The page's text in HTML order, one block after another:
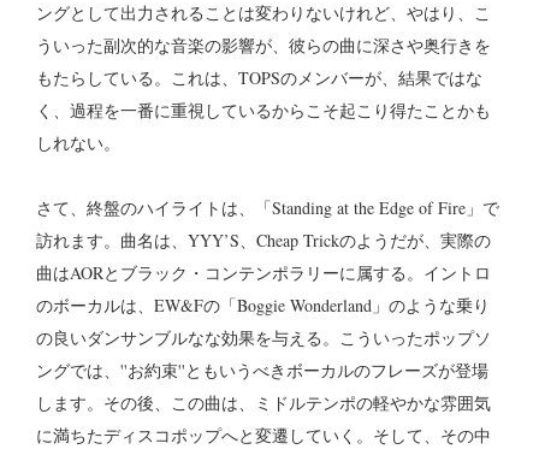
ングとして出力されることは変わりないけれど、やはり、こ
ういった副次的な音楽の影響が、彼らの曲に深さや奥行きを
もたらしている。これは、TOPSのメンバーが、結果ではな
く、過程を一番に重視しているからこそ起こり得たことかも
しれない。
さて、終盤のハイライトは、「Standing at the Edge of Fire」で
訪れます。曲名は、YYY’S、Cheap Trickのようだが、実際の
曲はAORとブラック・コンテンポラリーに属する。イントロ
のボーカルは、EW&Fの「Boggie Wonderland」のような乗り
の良いダンサンブルなな効果を与える。こういったポップソ
ングでは、''お約束''ともいうべきボーカルのフレーズが登場
します。その後、この曲は、ミドルテンポの軽やかな雰囲気
に満ちたディスコポップへと変遷していく。そして、その中